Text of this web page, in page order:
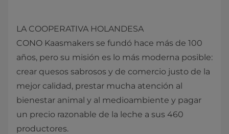
LA COOPERATIVA HOLANDESA
CONO Kaasmakers se fundó hace más de 100
años, pero su misión es lo más moderna posible:
crear quesos sabrosos y de comercio justo de la
mejor calidad, prestar mucha atención al
bienestar animal y al medioambiente y pagar
un precio razonable de la leche a sus 460
productores.